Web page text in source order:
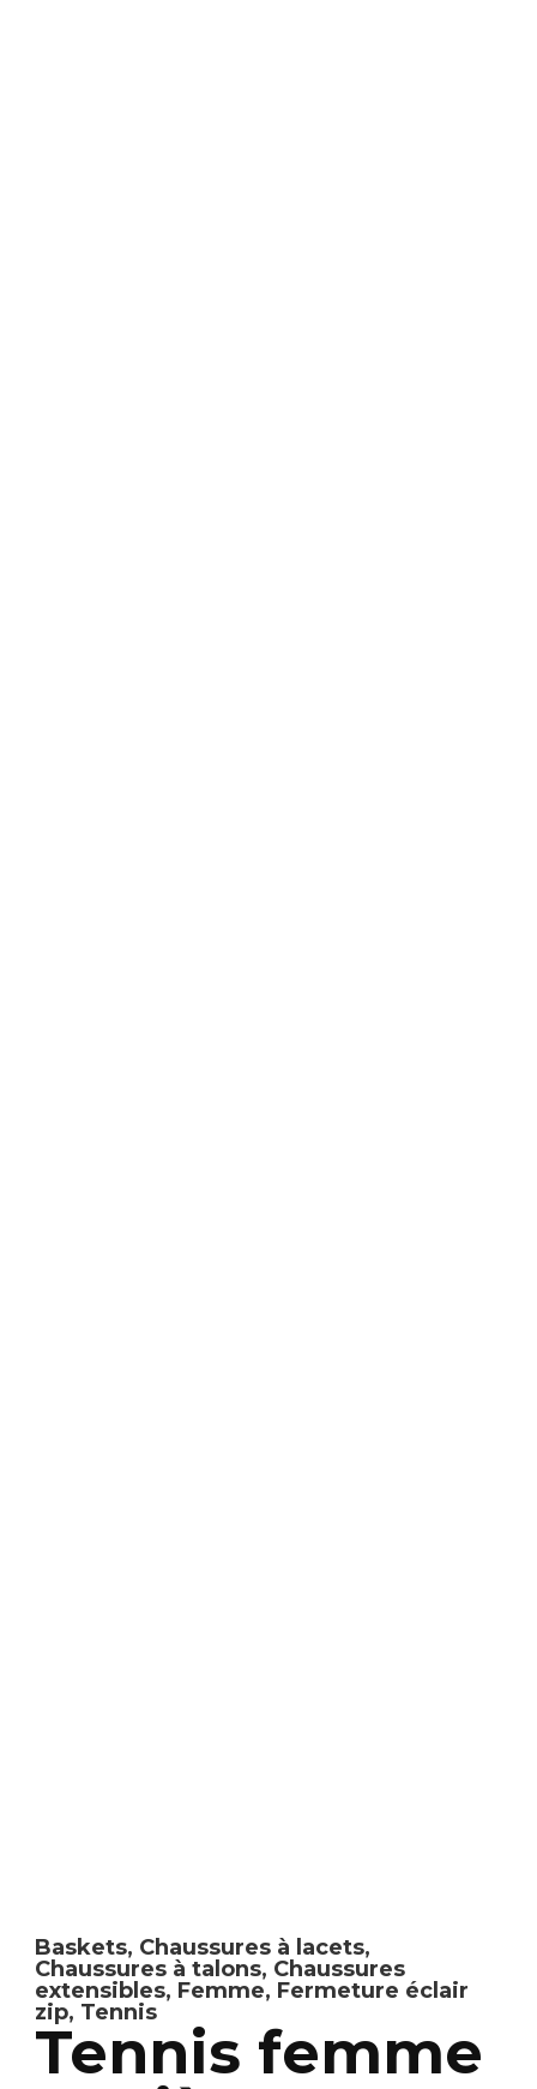
Baskets, Chaussures à lacets,
Chaussures à talons, Chaussures
extensibles, Femme, Fermeture éclair
zip, Tennis
Tennis femme